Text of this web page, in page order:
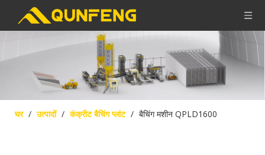
घर / उत्पादों / कंक्रीट बैचिंग प्लांट / बैचिंग मशीन QPLD1600